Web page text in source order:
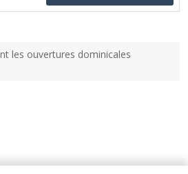
les ouvertures dominicales